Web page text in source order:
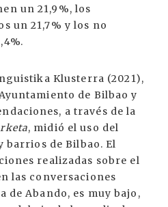
un 21,9%, los
un 21,7% y los no
Klusterra (2021),
de Bilbao y
a través de la
, midió el uso del
barrios de Bilbao. El
realizadas sobre el
las conversaciones
de Abando, es muy bajo,